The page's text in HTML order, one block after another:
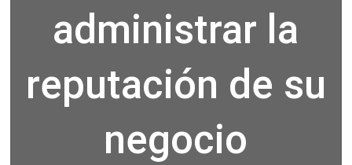
administrar la
reputación de su
negocio